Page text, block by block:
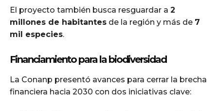
El proyecto también busca resguardar a 2
millones de habitantes de la región y más de 7
mil especies.
Financiamiento para la biodiversidad
La Conanp presentó avances para cerrar la brecha
financiera hacia 2030 con dos iniciativas clave: